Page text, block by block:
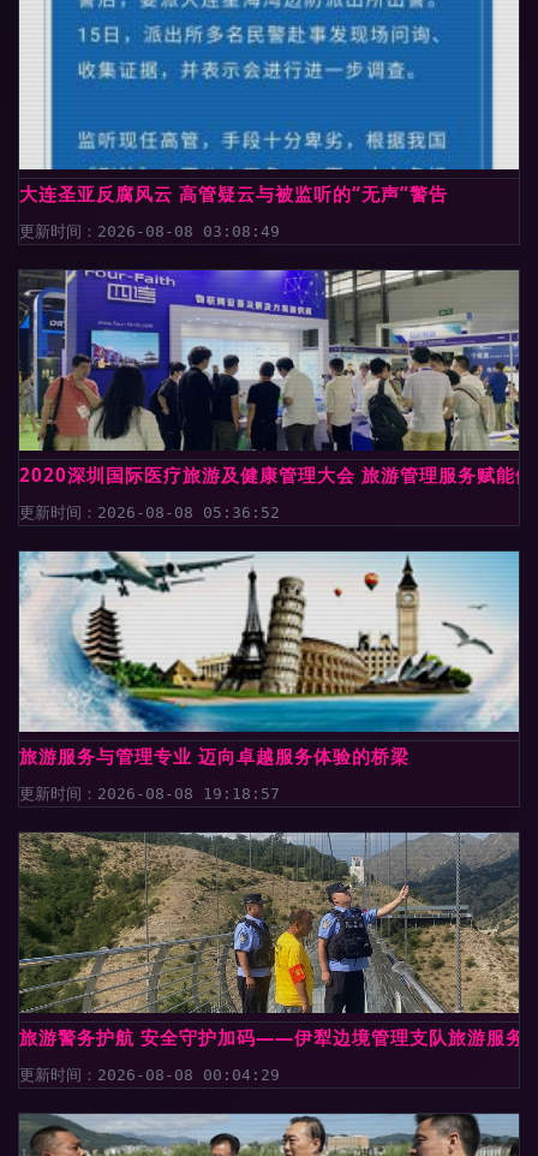
大连圣亚反腐风云 高管疑云与被监听的“无声”警告
更新时间：2026-08-08 03:08:49
2020深圳国际医疗旅游及健康管理大会 旅游管理服务赋能
更新时间：2026-08-08 05:36:52
旅游服务与管理专业 迈向卓越服务体验的桥梁
更新时间：2026-08-08 19:18:57
旅游警务护航 安全守护加码——伊犁边境管理支队旅游服务
更新时间：2026-08-08 00:04:29